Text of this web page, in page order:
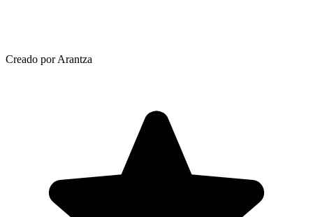
Creado por Arantza